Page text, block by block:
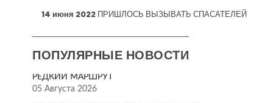
14 июня 2022 ПРИШЛОСЬ ВЫЗЫВАТЬ СПАСАТЕЛЕЙ
ПОПУЛЯРНЫЕ НОВОСТИ
РЕДКИЙ МАРШРУТ
05 Августа 2026